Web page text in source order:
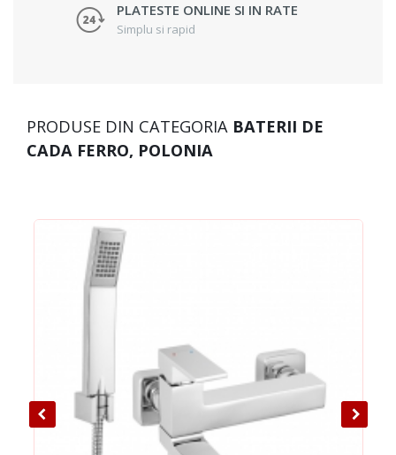
PLATESTE ONLINE SI IN RATE
Simplu si rapid
PRODUSE DIN CATEGORIA BATERII DE
CADA FERRO, POLONIA